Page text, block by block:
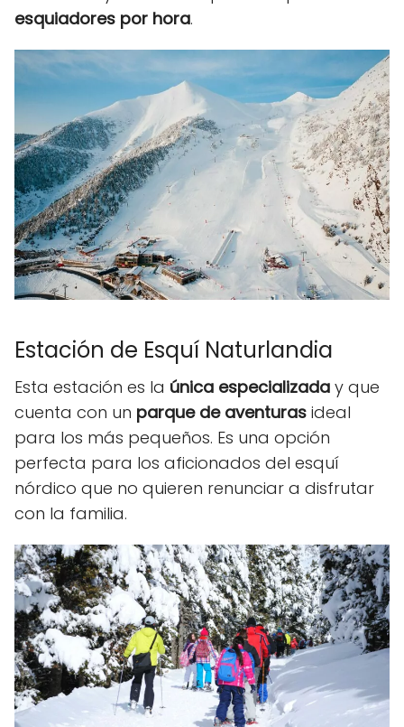
esquiadores por hora.
Estación de Esquí Naturlandia
Esta estación es la única especializada y que
cuenta con un parque de aventuras ideal
para los más pequeños. Es una opción
perfecta para los aficionados del esquí
nórdico que no quieren renunciar a disfrutar
con la familia.